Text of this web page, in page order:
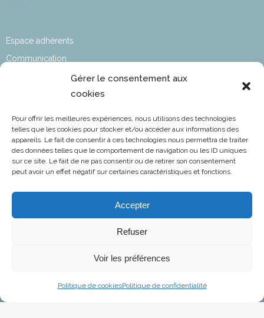
Gérer le consentement aux
cookies
Pour offrir les meilleures expériences, nous utilisons des technologies
telles que les cookies pour stocker et/ou accéder aux informations des
appareils. Le fait de consentir à ces technologies nous permettra de traiter
des données telles que le comportement de navigation ou les ID uniques
sur ce site. Le fait de ne pas consentir ou de retirer son consentement
peut avoir un effet négatif sur certaines caractéristiques et fonctions.
Accepter
Refuser
Voir les préférences
Politique de cookiesPolitique de confidentialité
Espace adhérents
Communication
Développement durable
Affaires Aéroportuaires
Informations statutaires​
L’aviation en chiffres